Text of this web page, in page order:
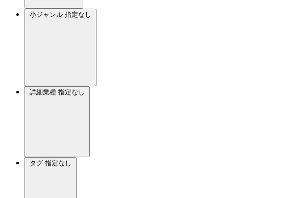
小ジャンル 指定なし
詳細業種 指定なし
タグ 指定なし